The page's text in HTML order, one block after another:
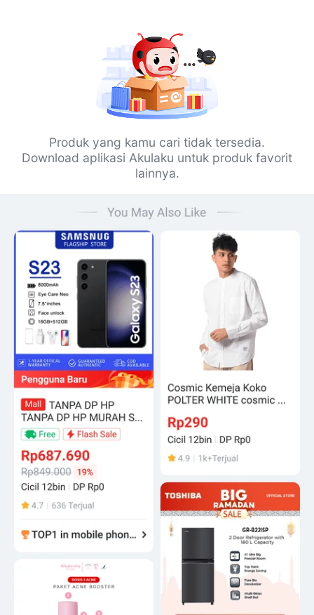
Produk yang kamu cari tidak tersedia.
Download aplikasi Akulaku untuk produk favorit
lainnya.